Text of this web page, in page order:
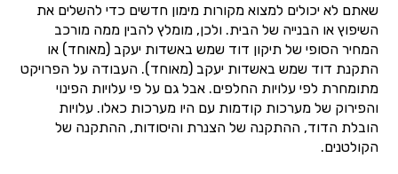
שאתם לא יכולים למצוא מקורות מימון חדשים כדי להשלים את
השיפוץ או הבנייה של הבית. ולכן, מומלץ להבין ממה מורכב
המחיר הסופי של תיקון דוד שמש באשדות יעקב (מאוחד) או
התקנת דוד שמש באשדות יעקב (מאוחד). העבודה על הפרויקט
מתומחרת לפי עלויות החלפים. אבל גם על פי עלויות הפינוי
והפירוק של מערכות קודמות עם היו מערכות כאלו. עלויות
הובלת הדוד, ההתקנה של הצנרת והיסודות, ההתקנה של
הקולטנים.